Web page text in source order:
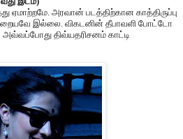
அரவான் படத்திற்கான காத்திருப்பு
இல்லை. விகடனின் தீபாவளி போட்டோ
திவ்யதரிசனம் காட்டி